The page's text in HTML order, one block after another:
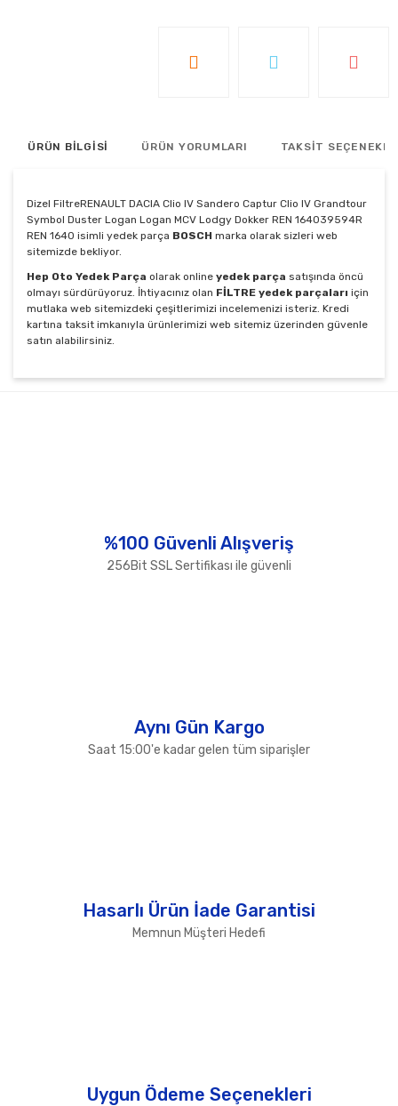
ÜRÜN BİLGİSİ ÜRÜN YORUMLARI TAKSİT
Dizel FiltreRENAULT DACIA Clio IV Sandero Captur Clio IV Grandtour
Symbol Duster Logan Logan MCV Lodgy Dokker REN 164039594R
REN 1640 isimli yedek parça BOSCH marka olarak sizleri web
sitemizde bekliyor.
Hep Oto Yedek Parça olarak online yedek parça satışında öncü
olmayı sürdürüyoruz. İhtiyacınız olan FİLTRE yedek parçaları için
mutlaka web sitemizdeki çeşitlerimizi incelemenizi isteriz. Kredi
kartına taksit imkanıyla ürünlerimizi web sitemiz üzerinden güvenle
satın alabilirsiniz.
Ürün fiyatı diğer sitelerden daha pahalı.
%100 Güvenli Alışveriş
256Bit SSL Sertifikası ile güvenli
Aynı Gün Kargo
Saat 15:00'e kadar gelen tüm siparişler
Hasarlı Ürün İade Garantisi
Memnun Müşteri Hedefi
Uygun Ödeme Seçenekleri